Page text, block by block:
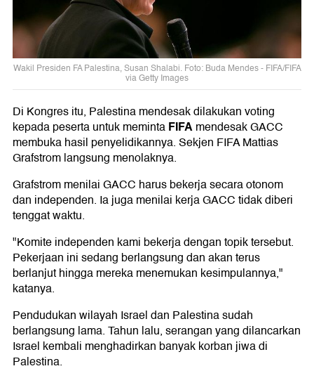
Wakil Presiden FA Palestina, Susan Shalabi. Foto: Buda Mendes - FIFA/FIFA
via Getty Images
Di Kongres itu, Palestina mendesak dilakukan voting
kepada peserta untuk memintaFIFAmendesak GACC
membuka hasil penyelidikannya. Sekjen FIFA Mattias
Grafstrom langsung menolaknya.
Grafstrom menilai GACC harus bekerja secara otonom
dan independen. Ia juga menilai kerja GACC tidak diberi
tenggat waktu.
"Komite independen kami bekerja dengan topik tersebut.
Pekerjaan ini sedang berlangsung dan akan terus
berlanjut hingga mereka menemukan kesimpulannya,"
katanya.
Pendudukan wilayah Israel dan Palestina sudah
berlangsung lama. Tahun lalu, serangan yang dilancarkan
Israel kembali menghadirkan banyak korban jiwa di
Palestina.